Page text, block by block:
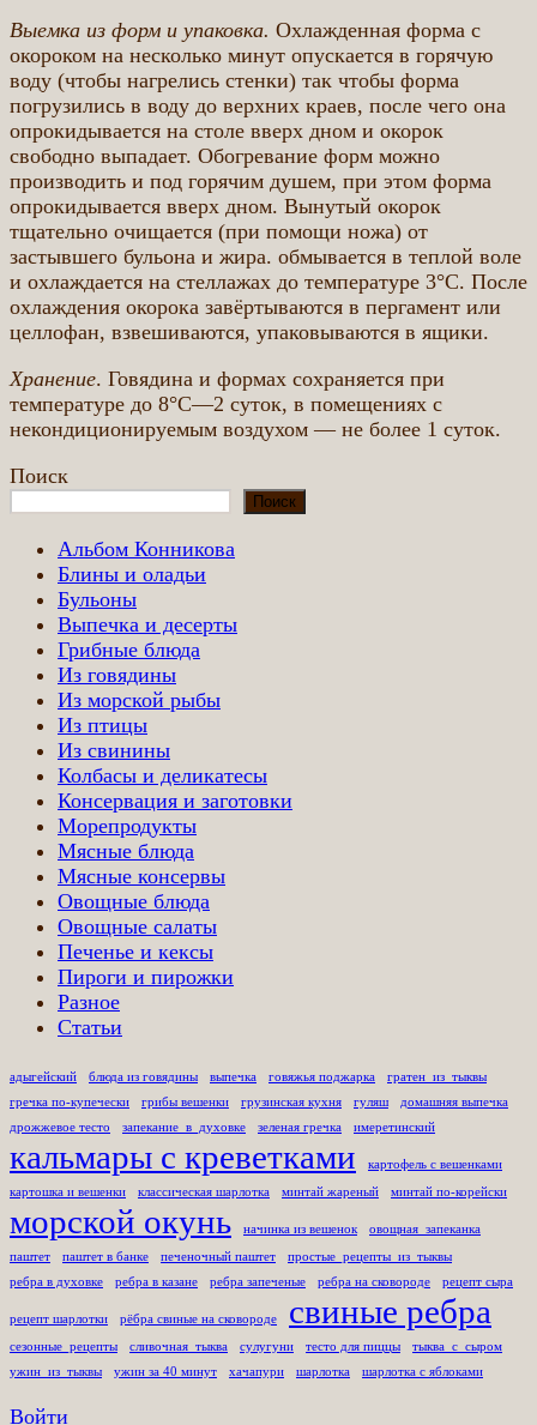
Выемка из форм и упаковка. Охлажденная форма с
окороком на несколько минут опускается в горячую
воду (чтобы нагрелись стенки) так чтобы форма
погрузились в воду до верхних краев, после чего она
опрокидывается на столе вверх дном и окорок
свободно выпадает. Обогревание форм можно
производить и под горячим душем, при этом форма
опрокидывается вверх дном. Вынутый окорок
тщательно очищается (при помощи ножа) от
застывшего бульона и жира. обмывается в теплой воле
и охлаждается на стеллажах до температуре 3°С. После
охлаждения окорока завёртываются в пергамент или
целлофан, взвешиваются, упаковываются в ящики.
Хранение. Говядина и формах сохраняется при
температуре до 8°С—2 суток, в помещениях с
некондиционируемым воздухом — не более 1 суток.
Поиск
Поиск
Альбом Конникова
Блины и оладьи
Бульоны
Выпечка и десерты
Грибные блюда
Из говядины
Из морской рыбы
Из птицы
Из свинины
Колбасы и деликатесы
Консервация и заготовки
Морепродукты
Мясные блюда
Мясные консервы
Овощные блюда
Овощные салаты
Печенье и кексы
Пироги и пирожки
Разное
Статьи
адыгейский блюда из говядины выпечка говяжья поджарка
гратен_из_тыквы
гречка по-купечески
грибы вешенки грузинская кухня гуляш
домашняя выпечка
дрожжевое тесто
запекание_в_духовке зеленая гречка имеретинский
кальмары с креветками картофель с вешенками
картошка и вешенки классическая шарлотка минтай жареный минтай по-корейски
морской окунь начинка из вешенок овощная_запеканка
паштет паштет в банке печеночный паштет
простые_рецепты_из_тыквы
ребра в духовке
ребра в казане ребра запеченые ребра на сковороде рецепт сыра
рецепт шарлотки рёбра свиные на сковороде свиные ребра
сезонные_рецепты сливочная_тыква сулугуни тесто для пиццы
тыква_с_сыром
ужин_из_тыквы
ужин за 40 минут хачапури шарлотка шарлотка с яблоками
Войти